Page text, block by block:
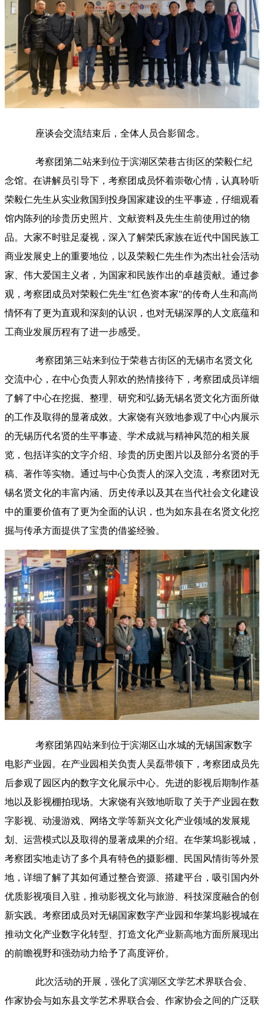
座谈会交流结束后，全体人员合影留念。
考察团第二站来到位于滨湖区荣巷古街区的荣毅仁纪
念馆。在讲解员引导下，考察团成员怀着崇敬心情，认真聆听
荣毅仁先生从实业救国到投身国家建设的生平事迹，仔细观看
馆内陈列的珍贵历史照片、文献资料及先生生前使用过的物
品。大家不时驻足凝视，深入了解荣氏家族在近代中国民族工
商业发展史上的重要地位，以及荣毅仁先生作为杰出社会活动
家、伟大爱国主义者，为国家和民族作出的卓越贡献。通过参
观，考察团成员对荣毅仁先生"红色资本家"的传奇人生和高尚
情怀有了更为直观和深刻的认识，也对无锡深厚的人文底蕴和
工商业发展历程有了进一步感受。
考察团第三站来到位于荣巷古街区的无锡市名贤文化
交流中心，在中心负责人郭欢的热情接待下，考察团成员详细
了解了中心在挖掘、整理、研究和弘扬无锡名贤文化方面所做
的工作及取得的显著成效。大家饶有兴致地参观了中心内展示
的无锡历代名贤的生平事迹、学术成就与精神风范的相关展
览，包括详实的文字介绍、珍贵的历史图片以及部分名贤的手
稿、著作等实物。通过与中心负责人的深入交流，考察团对无
锡名贤文化的丰富内涵、历史传承以及其在当代社会文化建设
中的重要价值有了更为全面的认识，也为如东县在名贤文化挖
掘与传承方面提供了宝贵的借鉴经验。
考察团第四站来到位于滨湖区山水城的无锡国家数字
电影产业园。在产业园相关负责人吴磊带领下，考察团成员先
后参观了园区内的数字文化展示中心。先进的影视后期制作基
地以及影视棚拍现场。大家饶有兴致地听取了关于产业园在数
字影视、动漫游戏、网络文学等新兴文化产业领域的发展规
划、运营模式以及取得的显著成果的介绍。在华莱坞影视城，
考察团实地走访了多个具有特色的摄影棚、民国风情街等外景
地，详细了解了其如何通过整合资源、搭建平台，吸引国内外
优质影视项目入驻，推动影视文化与旅游、科技深度融合的创
新实践。考察团成员对无锡国家数字产业园和华莱坞影视城在
推动文化产业数字化转型、打造文化产业新高地方面所展现出
的前瞻视野和强劲动力给予了高度评价。
此次活动的开展，强化了滨湖区文学艺术界联合会、
作家协会与如东县文学艺术界联合会、作家协会之间的广泛联